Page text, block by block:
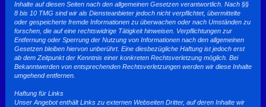
Inhalte auf diesen Seiten nach den allgemeinen Gesetzen verantwortlich. Nach §§
8 bis 10 TMG sind wir als Diensteanbieter jedoch nicht verpflichtet, übermittelte
oder gespeicherte fremde Informationen zu überwachen oder nach Umständen zu
forschen, die auf eine rechtswidrige Tätigkeit hinweisen. Verpflichtungen zur
Entfernung oder Sperrung der Nutzung von Informationen nach den allgemeinen
Gesetzen bleiben hiervon unberührt. Eine diesbezügliche Haftung ist jedoch erst
ab dem Zeitpunkt der Kenntnis einer konkreten Rechtsverletzung möglich. Bei
Bekanntwerden von entsprechenden Rechtsverletzungen werden wir diese Inhalte
umgehend entfernen.
Haftung für Links
Unser Angebot enthält Links zu externen Webseiten Dritter, auf deren Inhalte wir